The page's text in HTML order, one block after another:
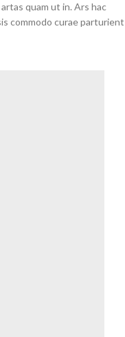
quam ut in. Ars hac
commodo curae parturient